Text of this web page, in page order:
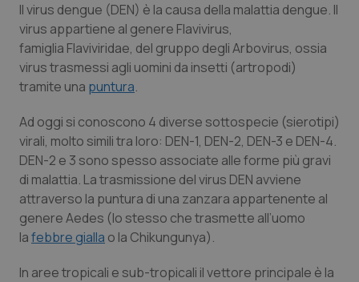
Tiroide
Tumore al seno
Tumori del Polmone & Testa Collo
Tumori gastrointestinali
Ulcera & Reflusso
Vaccini
Il virus dengue (DEN) è la causa della malattia dengue. Il
virus appartiene al genere Flavivirus,
famiglia Flaviviridae, del gruppo degli Arbovirus, ossia
virus trasmessi agli uomini da insetti (artropodi)
tramite una puntura.
Ad oggi si conoscono 4 diverse sottospecie (sierotipi)
virali, molto simili tra loro: DEN-1, DEN-2, DEN-3 e DEN-4.
DEN-2 e 3 sono spesso associate alle forme più gravi
di malattia. La trasmissione del virus DEN avviene
attraverso la puntura di una zanzara appartenente al
genereAedes (lo stesso che trasmette all’uomo
lafebbre gialla o la Chikungunya).
In aree tropicali e sub-tropicali il vettore principale è la